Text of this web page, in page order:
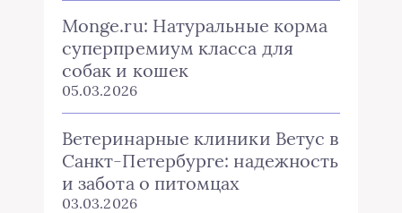
Monge.ru: Натуральные корма
суперпремиум класса для
собак и кошек
05.03.2026
Ветеринарные клиники Ветус в
Санкт-Петербурге: надежность
и забота о питомцах
03.03.2026